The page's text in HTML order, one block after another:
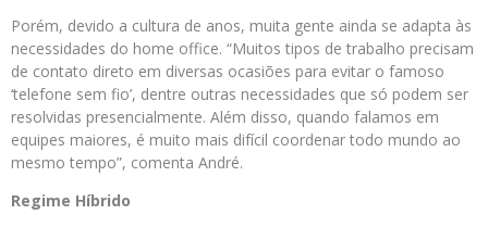
Porém, devido a cultura de anos, muita gente ainda se adapta às
necessidades do home office. “Muitos tipos de trabalho precisam
de contato direto em diversas ocasiões para evitar o famoso
‘telefone sem fio’, dentre outras necessidades que só podem ser
resolvidas presencialmente. Além disso, quando falamos em
equipes maiores, é muito mais difícil coordenar todo mundo ao
mesmo tempo”, comenta André.
Regime Híbrido